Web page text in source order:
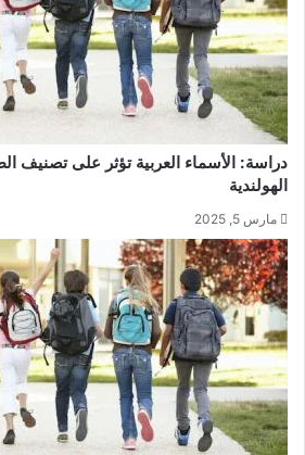
دراسة: الأسماء العربية تؤثر على تصنيف
الهولندية
مارس 5, 2025